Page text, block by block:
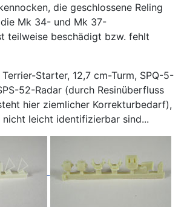
die geschlossene Reling
Mk 34- und Mk 37-
teilweise beschädigt bzw. fehlt
Starter, 12,7 cm-Turm, SPQ-5-
52-Radar (durch Resinüberfluss
hier ziemlicher Korrekturbedarf),
nicht leicht identifizierbar sind...